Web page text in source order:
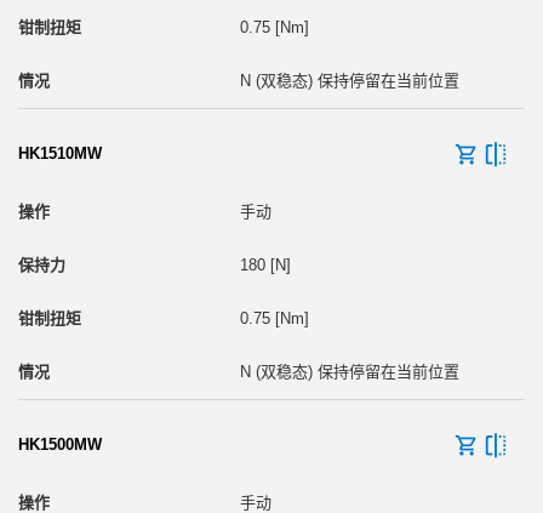
0.75 [Nm]
N (双稳态) 保持停留在当前位置
HK1510MW
手动
180 [N]
0.75 [Nm]
N (双稳态) 保持停留在当前位置
HK1500MW
手动